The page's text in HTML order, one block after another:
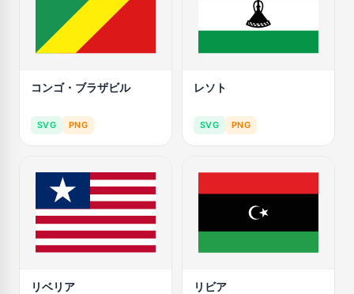
コンゴ・ブラザビル
SVG PNG
レソト
SVG PNG
リベリア リビア